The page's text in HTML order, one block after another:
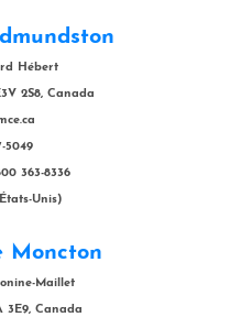
Hébert
2S8, Canada
5049
363-8336
Unis)
Moncton
Maillet
3E9, Canada